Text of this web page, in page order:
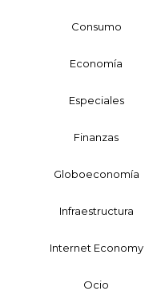
Consumo
Economía
Especiales
Finanzas
Globoeconomía
Infraestructura
Internet Economy
Ocio